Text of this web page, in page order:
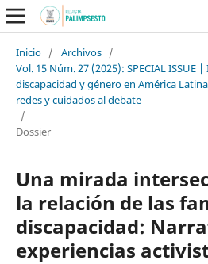
Inicio / Archivos /
Vol. 15 Núm. 27 (2025): SPECIAL ISSUE
discapacidad y género en América
redes y cuidados al debate
/
Dossier
Una mirada
la relación de las
discapacidad:
experiencias